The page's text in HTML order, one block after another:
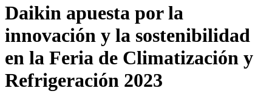
Daikin apuesta por la
innovación y la sostenibilidad
en la Feria de Climatización y
Refrigeración 2023